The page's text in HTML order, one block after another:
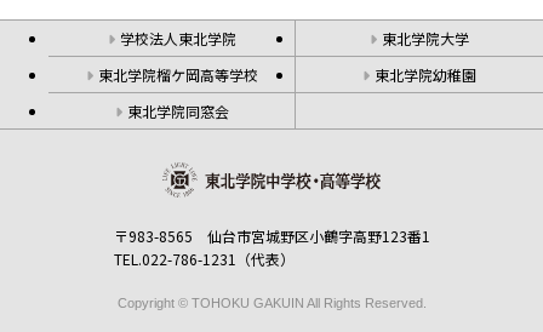
学校法人東北学院
東北学院大学
東北学院榴ケ岡高等学校
東北学院幼稚園
東北学院同窓会
〒983-8565 仙台市宮城野区小鶴字高野123番1
TEL.022-786-1231（代表）
Copyright © TOHOKU GAKUIN All Rights Reserved.